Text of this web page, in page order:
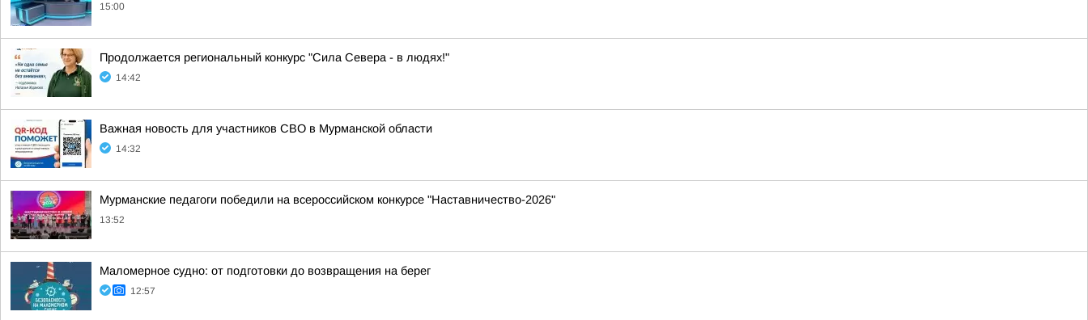
15:00
Продолжается региональный конкурс "Сила Севера - в людях!"
14:42
Важная новость для участников СВО в Мурманской области
14:32
Мурманские педагоги победили на всероссийском конкурсе "Наставничество-2026"
13:52
Маломерное судно: от подготовки до возвращения на берег
12:57